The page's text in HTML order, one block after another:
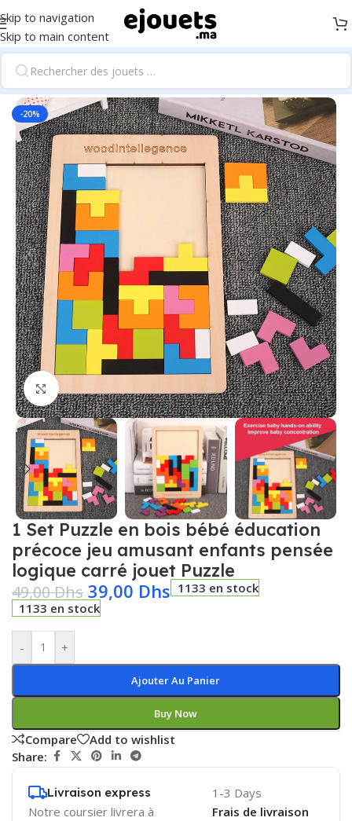
Skip to navigation
Skip to main content
Accueil/Fournitures scolaires et éducation
-20%
Click to enlarge
1 Set Puzzle en bois bébé éducation
précoce jeu amusant enfants pensée
logique carré jouet Puzzle
49,00Dhs 39,00 Dhs 1133 en stock
1133 en stock
- +
Ajouter Au Panier
Buy Now
Compare
Add to wishlist
Share:
Livraison express
Notre coursier livrera à
1-3 Days
Frais de livraison